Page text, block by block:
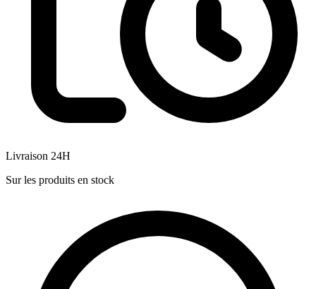
Livraison 24H
Sur les produits en stock